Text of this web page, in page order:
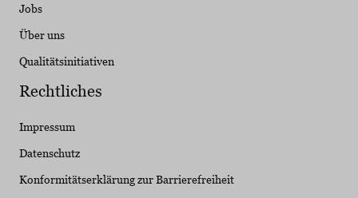
Jobs
Über uns
Qualitätsinitiativen
Rechtliches
Impressum
Datenschutz
Konformitätserklärung zur Barrierefreiheit